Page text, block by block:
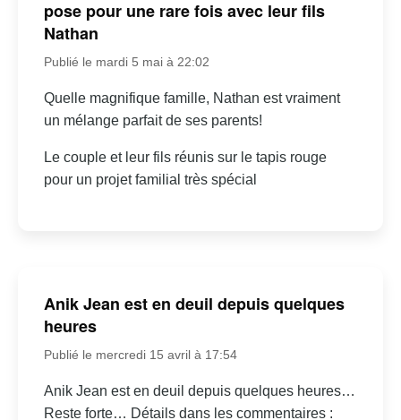
pose pour une rare fois avec leur fils
Nathan
Publié le mardi 5 mai à 22:02
Quelle magnifique famille, Nathan est vraiment
un mélange parfait de ses parents!
Le couple et leur fils réunis sur le tapis rouge
pour un projet familial très spécial
Anik Jean est en deuil depuis quelques
heures
Publié le mercredi 15 avril à 17:54
Anik Jean est en deuil depuis quelques heures…
Reste forte… Détails dans les commentaires :